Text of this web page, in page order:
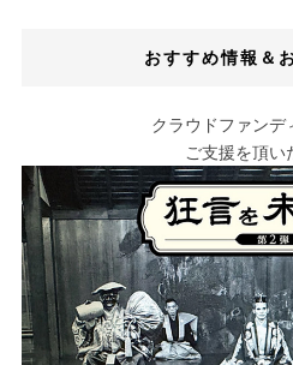
おすすめ情報＆
クラウドファンデ
ご支援を頂い